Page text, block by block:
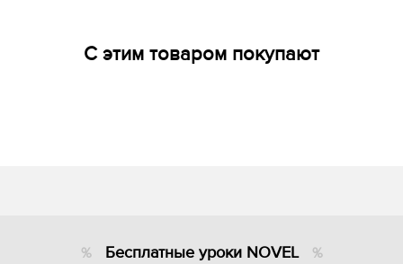
С этим товаром покупают
Бесплатные уроки NOVEL